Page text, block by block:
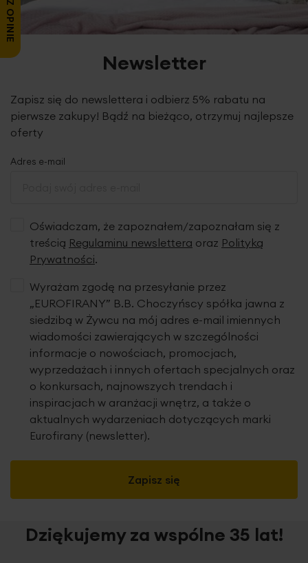
Newsletter
Zapisz się do newslettera i odbierz 5% rabatu na
pierwsze zakupy! Bądź na bieżąco, otrzymuj najlepsze
oferty
Adres e-mail
Oświadczam, że zapoznałem/zapoznałam się z
treścią Regulaminu newslettera oraz Polityką
Prywatności.
Zapisz się
Wyrażam zgodę na przesyłanie przez
„EUROFIRANY” B.B. Choczyńscy spółka jawna z
siedzibą w Żywcu na mój adres e-mail imiennych
wiadomości zawierających w szczególności
informacje o nowościach, promocjach,
wyprzedażach i innych ofertach specjalnych oraz
o konkursach, najnowszych trendach i
inspiracjach w aranżacji wnętrz, a także o
aktualnych wydarzeniach dotyczących marki
Eurofirany (newsletter).
Dziękujemy za wspólne 35 lat!